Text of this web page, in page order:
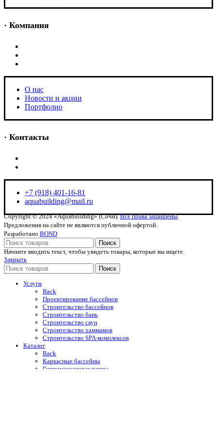
· Компания
O нас
Новости и акции
Портфолио
· Контакты
+7 (918) 401-16-81
aquabuilding@mail.ru
Copyright © 2024 «Aquabuilding» (Сочи).Все права защищены.
Предложения на сайте не являются публичной офертой.
Разработано BOND
Поиск
Начните вводить текст, чтобы увидеть товары, которые вы ищете.
Закрыть
Поиск
Услуги
Back
Проектирование бассейнов
Строительство бассейнов
Строительство бань
Строительство саун
Строительство хаммамов
Строительство SPA-комплексов
Каталог
Back
Каркасные бассейны
Гидромассажные ванны